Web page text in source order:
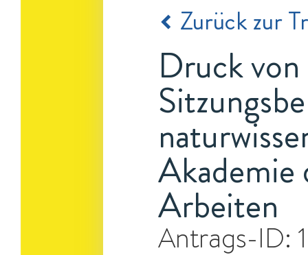
Zurück zur
Druck
Akademie
Arbeiten
Antrags-ID: